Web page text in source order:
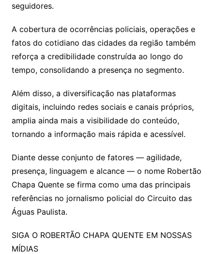
seguidores.
A cobertura de ocorrências policiais, operações e
fatos do cotidiano das cidades da região também
reforça a credibilidade construída ao longo do
tempo, consolidando a presença no segmento.
Além disso, a diversificação nas plataformas
digitais, incluindo redes sociais e canais próprios,
amplia ainda mais a visibilidade do conteúdo,
tornando a informação mais rápida e acessível.
Diante desse conjunto de fatores — agilidade,
presença, linguagem e alcance — o nome Robertão
Chapa Quente se firma como uma das principais
referências no jornalismo policial do Circuito das
Águas Paulista.
SIGA O ROBERTÃO CHAPA QUENTE EM NOSSAS
MÍDIAS